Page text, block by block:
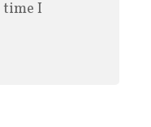
I